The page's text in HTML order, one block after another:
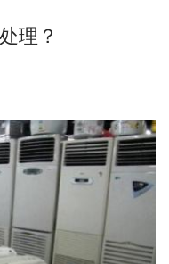
理？